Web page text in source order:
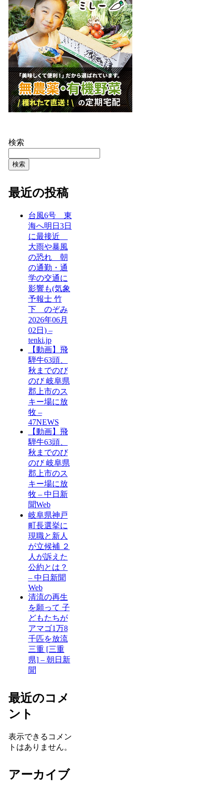
検索
検索
最近の投稿
台風6号 東
海へ明日3日
に最接近
大雨や暴風
の恐れ 朝
の通勤・通
学の交通に
影響も(気象
予報士 竹
下 のぞみ
2026年06月
02日) –
tenki.jp
【動画】飛
騨牛63頭、
秋までのび
のび 岐阜県
郡上市のス
キー場に放
牧 –
47NEWS
【動画】飛
騨牛63頭、
秋までのび
のび 岐阜県
郡上市のス
キー場に放
牧 – 中日新
聞Web
岐阜県神戸
町長選挙に
現職と新人
が立候補 ２
人が訴えた
公約とは？
– 中日新聞
Web
清流の再生
を願って 子
どもたちが
アマゴ1万8
千匹を放流
三重 [三重
県] – 朝日新
聞
最近のコメ
ント
表示できるコメン
トはありません。
アーカイブ